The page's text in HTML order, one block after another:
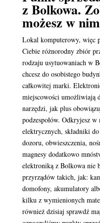
z Bolkowa.
możesz w
Lokal komputerowy, więc
Ciebie różnorodny zbiór
rodzaju usytuowaniach w
chcesz do osobistego
całkowitej marki.
miejscowości umożliwiają
narzędzi, jak plus
podzespołów. Odkryjesz
elektrycznych, składniki
dozoru, obwieszczenia,
magnesy dodatkowo
elektroniką z Bolkowa nie
przyrządów takich, jak:
domofony, akumulatory
kilku z wymienionych
również dzisiaj sprawdź